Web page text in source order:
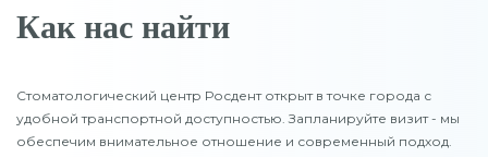
Как нас найти
Стоматологический центр Росдент открыт в точке города с
удобной транспортной доступностью. Запланируйте визит - мы
обеспечим внимательное отношение и современный подход.